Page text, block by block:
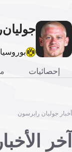
جوليان
إحصائيات
أخبار جوليان رايرسون
آخر